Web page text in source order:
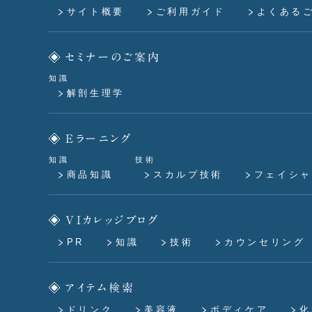
サイト概要 ご利用ガイド よくある
セミナーのご案内
知識
解剖生理学
Eラーニング
知識
商品知識
技術
スカルプ技術 フェイシ
VIカレッジブログ
PR 知識 技術 カウンセリング
アイテム検索
ドリンク 美容液 ボディケア